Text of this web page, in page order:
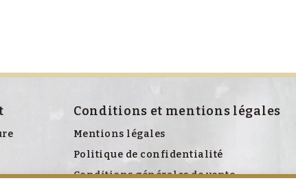
Conditions et mentions légales
Mentions légales
Politique de confidentialité
Conditions générales de vente